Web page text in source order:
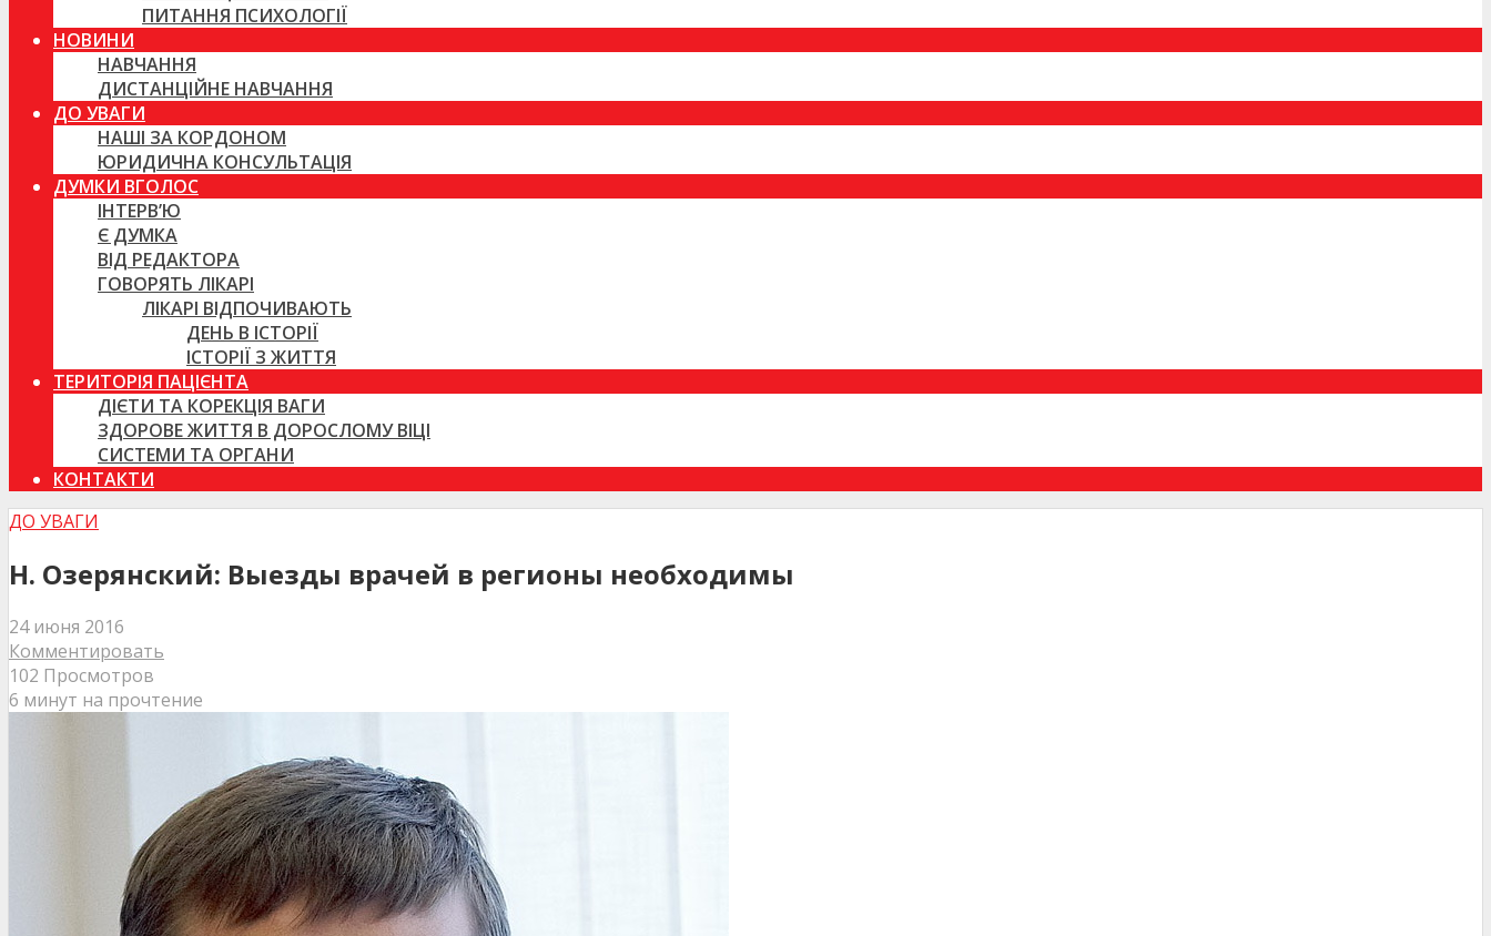
ПИТАННЯ ПСИХОЛОГІЇ
НОВИНИ
НАВЧАННЯ
ДИСТАНЦІЙНЕ НАВЧАННЯ
ДО УВАГИ
НАШІ ЗА КОРДОНОМ
ЮРИДИЧНА КОНСУЛЬТАЦІЯ
ДУМКИ ВГОЛОС
ІНТЕРВ’Ю
Є ДУМКА
ВІД РЕДАКТОРА
ГОВОРЯТЬ ЛІКАРІ
ЛІКАРІ ВІДПОЧИВАЮТЬ
ДЕНЬ В ІСТОРІЇ
ІСТОРІЇ З ЖИТТЯ
ТЕРИТОРІЯ ПАЦІЄНТА
ДІЄТИ ТА КОРЕКЦІЯ ВАГИ
ЗДОРОВЕ ЖИТТЯ В ДОРОСЛОМУ ВІЦІ
СИСТЕМИ ТА ОРГАНИ
КОНТАКТИ
ДО УВАГИ
Н. Озерянский: Выезды врачей в регионы необходимы
24 июня 2016
Комментировать
102 Просмотров
6 минут на прочтение